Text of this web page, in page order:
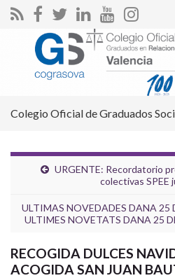
Search for:
Colegio Oficial de Graduados
URGENTE: Recordatorio
colectivas SPEE
ULTIMAS NOVEDADES DANA 25
ULTIMES NOVETATS DANA 25
RECOGIDA DULCES
ACOGIDA SAN JUAN